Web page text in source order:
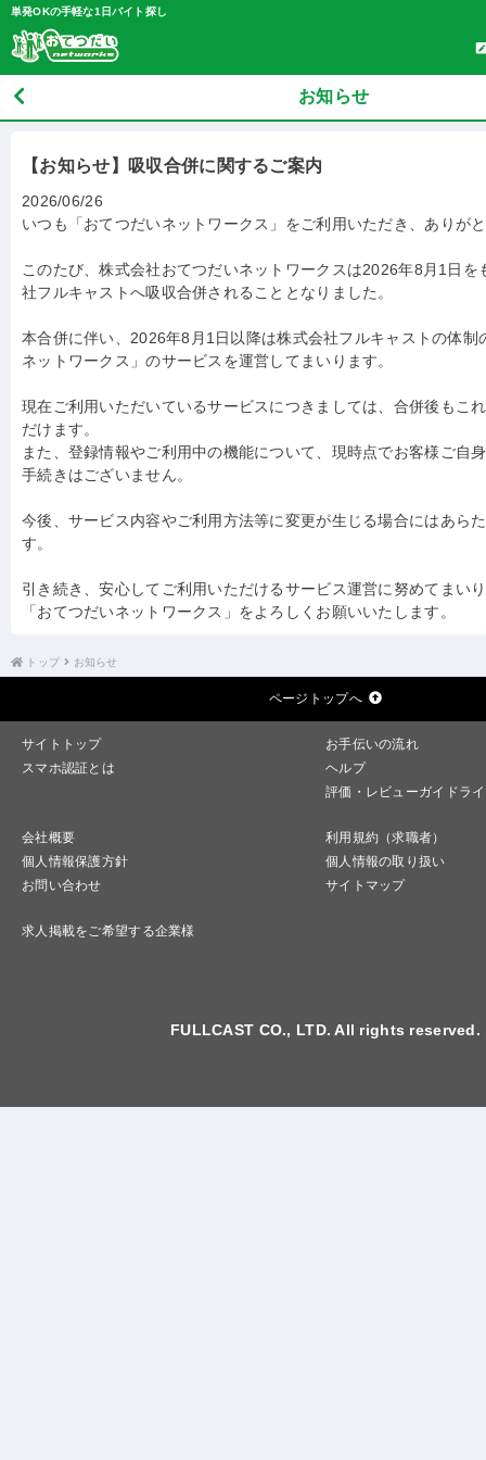
単発OKの手軽な1日バイト探し
お知らせ
【お知らせ】吸収合併に関するご案内
2026/06/26
いつも「おてつだいネットワークス」をご利用いただき、ありが
このたび、株式会社おてつだいネットワークスは2026年8月1日を
社フルキャストへ吸収合併されることとなりました。
本合併に伴い、2026年8月1日以降は株式会社フルキャストの体制
ネットワークス」のサービスを運営してまいります。
現在ご利用いただいているサービスにつきましては、合併後もこ
だけます。
また、登録情報やご利用中の機能について、現時点でお客様ご自
手続きはございません。
今後、サービス内容やご利用方法等に変更が生じる場合にはあら
す。
引き続き、安心してご利用いただけるサービス運営に努めてまい
「おてつだいネットワークス」をよろしくお願いいたします。
トップ お知らせ
ページトップへ
サイトトップ
お手伝いの流れ
スマホ認証とは
ヘルプ
評価・レビューガイドラ
会社概要
利用規約（求職者）
個人情報保護方針
個人情報の取り扱い
お問い合わせ
サイトマップ
求人掲載をご希望する企業様
FULLCAST CO., LTD. All rights reserved.